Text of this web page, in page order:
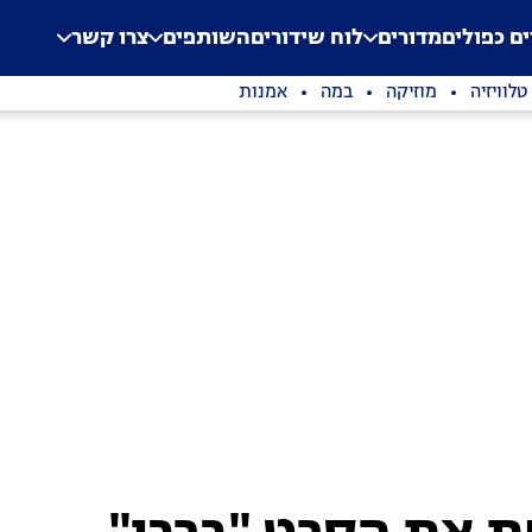
Application error: a
. כפוליםמדורים לוח שידוריםהשותפים צרו קשר
טלוויזיה מוזיקה במה אמנות